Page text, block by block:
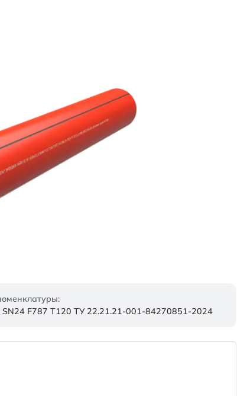
F787 Т120 ТУ 22.21.21-001-84270851-2024